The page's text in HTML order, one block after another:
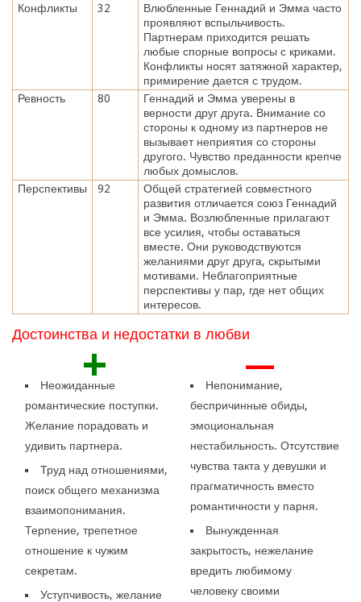
Конфликты
32
Влюбленные Геннадий и Эмма часто
проявляют вспыльчивость.
Партнерам приходится решать
любые спорные вопросы с криками.
Конфликты носят затяжной характер,
примирение дается с трудом.
Ревность
80
Геннадий и Эмма уверены в
верности друг друга. Внимание со
стороны к одному из партнеров не
вызывает неприятия со стороны
другого. Чувство преданности крепче
любых домыслов.
Перспективы
92
Общей стратегией совместного
развития отличается союз Геннадий
и Эмма. Возлюбленные прилагают
все усилия, чтобы оставаться
вместе. Они руководствуются
желаниями друг друга, скрытыми
мотивами. Неблагоприятные
перспективы у пар, где нет общих
интересов.
Достоинства и недостатки в любви
+
Неожиданные
романтические поступки.
Желание порадовать и
удивить партнера.
Труд над отношениями,
поиск общего механизма
взаимопонимания.
Терпение, трепетное
отношение к чужим
секретам.
Уступчивость, желание
—
Непонимание,
беспричинные обиды,
эмоциональная
нестабильность. Отсутствие
чувства такта у девушки и
прагматичность вместо
романтичности у парня.
Вынужденная
закрытость, нежелание
вредить любимому
человеку своими